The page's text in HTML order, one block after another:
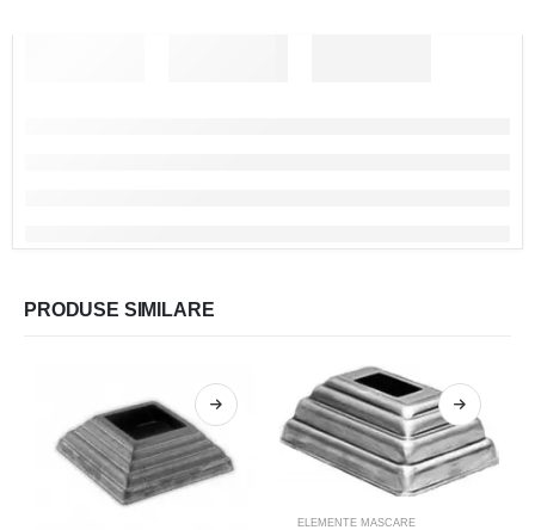
PRODUSE SIMILARE
ELEMENTE MASCARE